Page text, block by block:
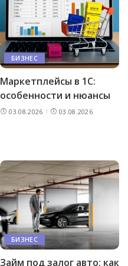
БИЗНЕС
Маркетплейсы в 1С:
особенности и нюансы
03.08.2026 03.08.2026
БИЗНЕС
Займ под залог авто: как